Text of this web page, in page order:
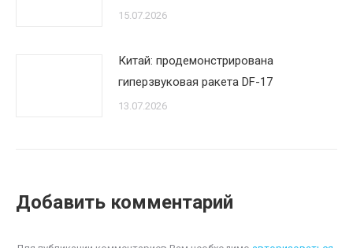
15.07.2026
Китай: продемонстрирована
гиперзвуковая ракета DF-17
13.07.2026
Добавить комментарий